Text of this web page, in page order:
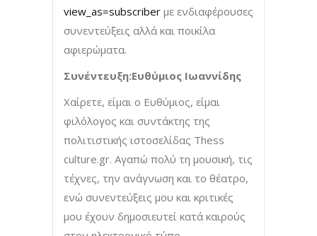
view_as=subscriber με ενδιαφέρουσες
συνεντεύξεις αλλά και ποικίλα
αφιερώματα.
Συνέντευξη:Ευθύμιος Ιωαννίδης
Xαίρετε, είμαι ο Ευθύμιος, είμαι
φιλόλογος και συντάκτης της
πολιτιστικής ιστοσελίδας Thess
culture.gr. Aγαπώ πολύ τη μουσική, τις
τέχνες, την ανάγνωση και το θέατρο,
ενώ συνεντεύξεις μου και κριτικές
μου έχουν δημοσιευτεί κατά καιρούς